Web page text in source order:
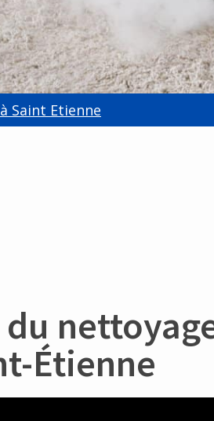
Saint Etienne
Étienne